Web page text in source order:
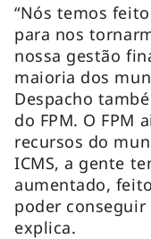
“Nós temos
para nos
nossa gestão
maioria dos
Despacho
do FPM. O FPM
recursos do
ICMS, a gente
aumentado,
poder conseguir
explica.